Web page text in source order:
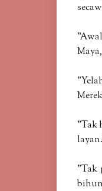
"Tak
"Tak